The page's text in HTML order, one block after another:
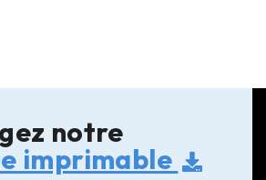
notre
imprimable